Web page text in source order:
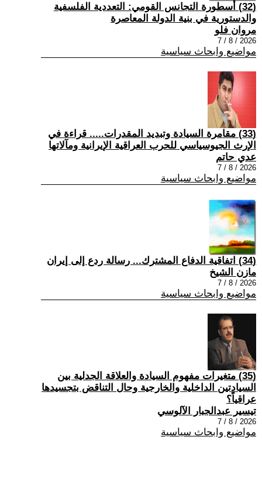
(32) أسطورة التجانس القومي: التعددية الفلسفية
والدستورية في بنية الدولة المعاصرة
مروان فلو
2026 / 8 / 7
مواضيع وابحاث سياسية
(33) مقامرة السيادة وتبديد المقدرات..... قراءة في
الإرث الجيوسياسي للحرب العراقية الإيرانية ومآلاتها
عدي حاتم
2026 / 8 / 7
مواضيع وابحاث سياسية
(34) اتفاقية الدفاع المشترك... رسالة ردع إلى إيران
مازن الشيخ
2026 / 8 / 7
مواضيع وابحاث سياسية
(35) متغيرات مفهوم السيادة والعلاقة الجدلية بين
السيادتين الداخلية والخارجية وحال التناقض بتجسيدها
عراقياً؟
تيسير عبدالجبار الآلوسي
2026 / 8 / 7
مواضيع وابحاث سياسية